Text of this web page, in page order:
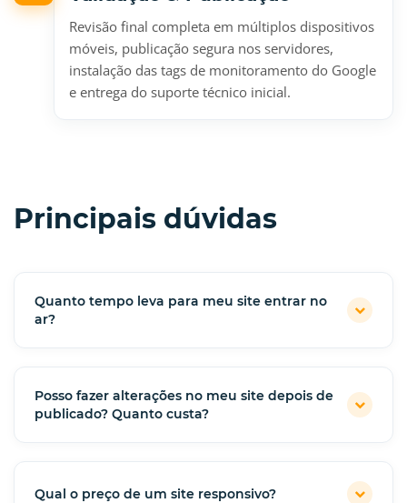
Revisão final completa em múltiplos dispositivos
móveis, publicação segura nos servidores,
instalação das tags de monitoramento do Google
e entrega do suporte técnico inicial.
Principais dúvidas
Quanto tempo leva para meu site entrar no
ar?
Posso fazer alterações no meu site depois de
publicado? Quanto custa?
Qual o preço de um site responsivo?